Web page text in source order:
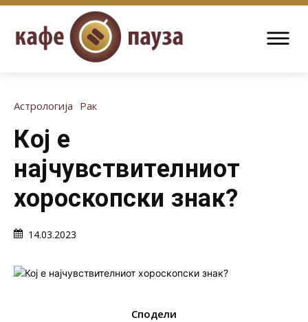
Астрологија Рак
Кој е
најчувствителниот
хороскопски знак?
14.03.2023
Сподели